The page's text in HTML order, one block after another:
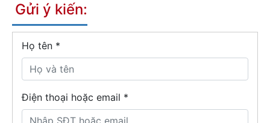
Gửi ý kiến:
Họ tên *
Điện thoại hoặc email *